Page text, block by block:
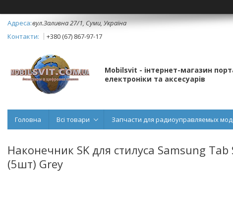
вул.Заливна 27/1, Суми, Україна
+380 (67) 867-97-17
Mobilsvit - інтернет-магазин
електроніки та аксесуарів
Головна Всі товари Запчасти для радиоуправляемых
Наконечник SK для стилуса Samsung
(5шт) Grey